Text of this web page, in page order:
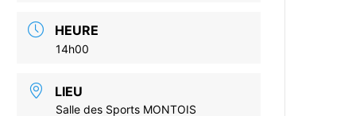
HEURE
14h00
LIEU
Salle des Sports MONTOIS